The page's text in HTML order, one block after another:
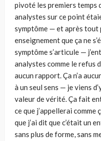
pivoté les premiers temps
analystes sur ce point
symptôme — et après tout
enseignement que ça ne
symptôme s’articule —
analystes comme le refus
aucun rapport. Ça n’a
à un seul sens — je viens
valeur de vérité. Ça fait
ce que j’appellerai comme
que j’ai dit que c’était un
sans plus de forme, sans